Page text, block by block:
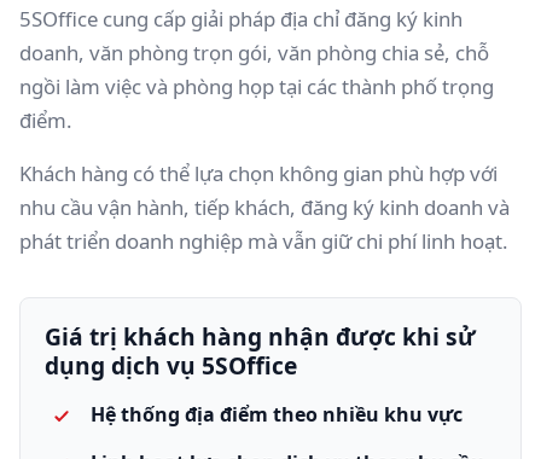
5SOffice cung cấp giải pháp địa chỉ đăng ký kinh
doanh, văn phòng trọn gói, văn phòng chia sẻ, chỗ
ngồi làm việc và phòng họp tại các thành phố trọng
điểm.
Khách hàng có thể lựa chọn không gian phù hợp với
nhu cầu vận hành, tiếp khách, đăng ký kinh doanh và
phát triển doanh nghiệp mà vẫn giữ chi phí linh hoạt.
Giá trị khách hàng nhận được khi sử
dụng dịch vụ 5SOffice
Hệ thống địa điểm theo nhiều khu vực